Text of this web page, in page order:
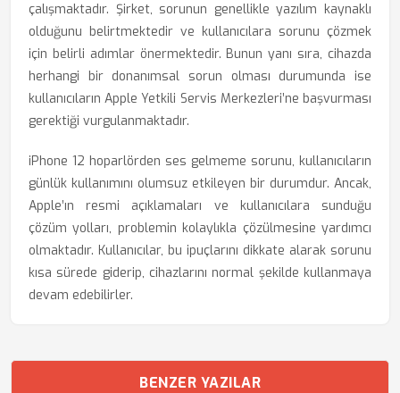
çalışmaktadır. Şirket, sorunun genellikle yazılım kaynaklı
olduğunu belirtmektedir ve kullanıcılara sorunu çözmek
için belirli adımlar önermektedir. Bunun yanı sıra, cihazda
herhangi bir donanımsal sorun olması durumunda ise
kullanıcıların Apple Yetkili Servis Merkezleri’ne başvurması
gerektiği vurgulanmaktadır.
iPhone 12 hoparlörden ses gelmeme sorunu, kullanıcıların
günlük kullanımını olumsuz etkileyen bir durumdur. Ancak,
Apple’ın resmi açıklamaları ve kullanıcılara sunduğu
çözüm yolları, problemin kolaylıkla çözülmesine yardımcı
olmaktadır. Kullanıcılar, bu ipuçlarını dikkate alarak sorunu
kısa sürede giderip, cihazlarını normal şekilde kullanmaya
devam edebilirler.
BENZER YAZILAR